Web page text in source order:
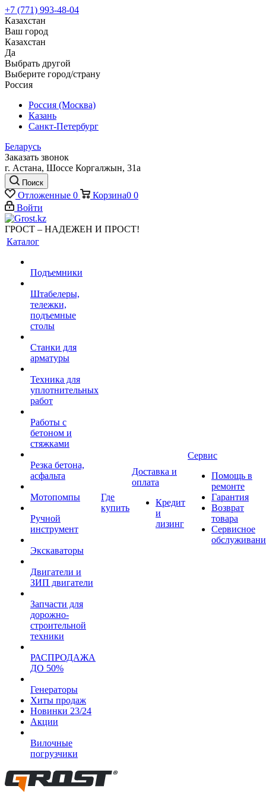
+7 (771) 993-48-04
Казахстан
Ваш город
Казахстан
Да
Выбрать другой
Выберите город/страну
Россия
Россия (Москва)
Казань
Санкт-Петербург
Беларусь
Заказать звонок
г. Астана, Шоссе Коргалжын, 31а
Поиск
Отложенные 0 Корзина0 0
Войти
ГРОСТ – НАДЕЖЕН И ПРОСТ!
Каталог
Подъемники
Штабелеры,
тележки,
подъемные
столы
Станки для
арматуры
Техника для
уплотнительных
работ
Работы с
бетоном и
стяжками
Резка бетона,
асфальта
Мотопомпы
Ручной
инструмент
Экскаваторы
Двигатели и
ЗИП двигатели
Запчасти для
дорожно-
строительной
техники
РАСПРОДАЖА
ДО 50%
Генераторы
Хиты продаж
Новинки 23/24
Акции
Вилочные
погрузчики
Где
купить
Доставка и
оплата
Кредит
и
лизинг
Сервис
Помощь в
ремонте
Гарантия
Возврат
товара
Сервисное